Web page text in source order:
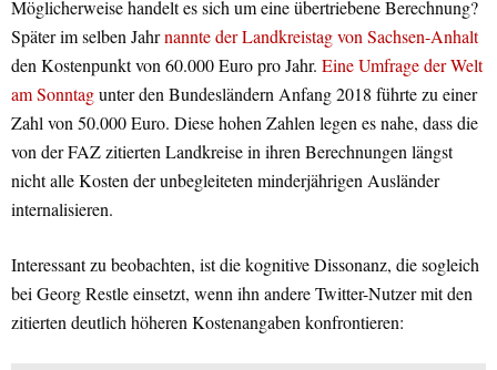
Möglicherweise handelt es sich um eine übertriebene Berechnung?
Später im selben Jahrnannte der Landkreistag von Sachsen-Anhalt
den Kostenpunkt von 60.000 Euro pro Jahr. Eine Umfrage der Welt
am Sonntagunter den Bundesländern Anfang 2018 führte zu einer
Zahl von 50.000 Euro. Diese hohen Zahlen legen es nahe, dass die
von der FAZ zitierten Landkreise in ihren Berechnungen längst
nicht alle Kosten der unbegleiteten minderjährigen Ausländer
internalisieren.
Interessant zu beobachten, ist die kognitive Dissonanz, die sogleich
bei Georg Restle einsetzt, wenn ihn andere Twitter-Nutzer mit den
zitierten deutlich höheren Kostenangaben konfrontieren: